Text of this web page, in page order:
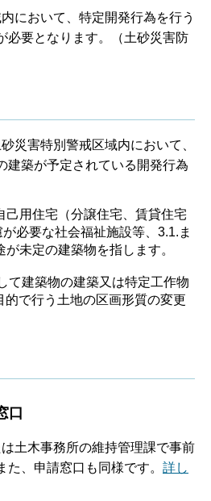
において、特定開発行為を行う
必要となります。（土砂災害防
災害特別警戒区域内において、
建築が予定されている開発行為
己用住宅（分譲住宅、賃貸住宅
必要な社会福祉施設等、3.1.ま
未定の建築物を指します。
て建築物の建築又は特定工作物
的で行う土地の区画形質の変更
口
土木事務所の維持管理課で事前
、申請窓口も同様です。 詳し